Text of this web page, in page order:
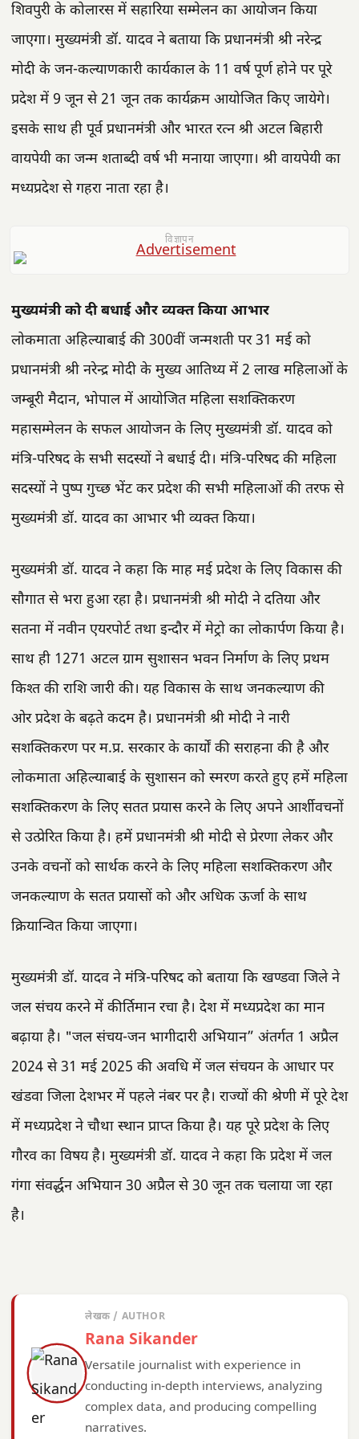
शिवपुरी के कोलारस में सहारिया सम्मेलन का आयोजन किया
जाएगा। मुख्यमंत्री डॉ. यादव ने बताया कि प्रधानमंत्री श्री नरेन्द्र
मोदी के जन-कल्याणकारी कार्यकाल के 11 वर्ष पूर्ण होने पर पूरे
प्रदेश में 9 जून से 21 जून तक कार्यक्रम आयोजित किए जायेगे।
इसके साथ ही पूर्व प्रधानमंत्री और भारत रत्न श्री अटल बिहारी
वायपेयी का जन्म शताब्दी वर्ष भी मनाया जाएगा। श्री वायपेयी का
मध्यप्रदेश से गहरा नाता रहा है।
विज्ञापन
मुख्यमंत्री को दी बधाई और व्यक्त किया आभार
लोकमाता अहिल्याबाई की 300वीं जन्मशती पर 31 मई को
प्रधानमंत्री श्री नरेन्द्र मोदी के मुख्य आतिथ्य में 2 लाख महिलाओं के
जम्बूरी मैदान, भोपाल में आयोजित महिला सशक्तिकरण
महासम्मेलन के सफल आयोजन के लिए मुख्यमंत्री डॉ. यादव को
मंत्रि-परिषद के सभी सदस्यों ने बधाई दी। मंत्रि-परिषद की महिला
सदस्यों ने पुष्प गुच्छ भेंट कर प्रदेश की सभी महिलाओं की तरफ से
मुख्यमंत्री डॉ. यादव का आभार भी व्यक्त किया।
मुख्यमंत्री डॉ. यादव ने कहा कि माह मई प्रदेश के लिए विकास की
सौगात से भरा हुआ रहा है। प्रधानमंत्री श्री मोदी ने दतिया और
सतना में नवीन एयरपोर्ट तथा इन्दौर में मेट्रो का लोकार्पण किया है।
साथ ही 1271 अटल ग्राम सुशासन भवन निर्माण के लिए प्रथम
किश्त की राशि जारी की। यह विकास के साथ जनकल्याण की
ओर प्रदेश के बढ़ते कदम है। प्रधानमंत्री श्री मोदी ने नारी
सशक्तिकरण पर म.प्र. सरकार के कार्यों की सराहना की है और
लोकमाता अहिल्याबाई के सुशासन को स्मरण करते हुए हमें महिला
सशक्तिकरण के लिए सतत प्रयास करने के लिए अपने आर्शीवचनों
से उत्प्रेरित किया है। हमें प्रधानमंत्री श्री मोदी से प्रेरणा लेकर और
उनके वचनों को सार्थक करने के लिए महिला सशक्तिकरण और
जनकल्याण के सतत प्रयासों को और अधिक ऊर्जा के साथ
क्रियान्वित किया जाएगा।
मुख्यमंत्री डॉ. यादव ने मंत्रि-परिषद को बताया कि खण्डवा जिले ने
जल संचय करने में कीर्तिमान रचा है। देश में मध्यप्रदेश का मान
बढ़ाया है। "जल संचय-जन भागीदारी अभियान” अंतर्गत 1 अप्रैल
2024 से 31 मई 2025 की अवधि में जल संचयन के आधार पर
खंडवा जिला देशभर में पहले नंबर पर है। राज्यों की श्रेणी में पूरे देश
में मध्यप्रदेश ने चौथा स्थान प्राप्त किया है। यह पूरे प्रदेश के लिए
गौरव का विषय है। मुख्यमंत्री डॉ. यादव ने कहा कि प्रदेश में जल
गंगा संवर्द्धन अभियान 30 अप्रैल से 30 जून तक चलाया जा रहा
है।
लेखक / AUTHOR
Rana Sikander
Versatile journalist with experience in
conducting in-depth interviews, analyzing
complex data, and producing compelling
narratives.